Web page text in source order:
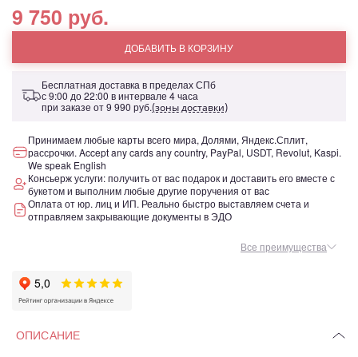
9 750 руб.
ДОБАВИТЬ В КОРЗИНУ
Бесплатная доставка в пределах СПб
с 9:00 до 22:00 в интервале 4 часа
при заказе от9 990 руб.(зоны доставки)
Принимаем любые карты всего мира, Долями, Яндекс.Сплит,
рассрочки. Accept any cards any country, PayPal, USDT, Revolut, Kaspi.
We speak English
Консьерж услуги: получить от вас подарок и доставить его вместе с
букетом и выполним любые другие поручения от вас
Оплата от юр. лиц и ИП. Реально быстро выставляем счета и
отправляем закрывающие документы в ЭДО
Все преимущества
ОПИСАНИЕ